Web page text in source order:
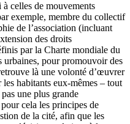
celles de mouvements
exemple, membre du collectif
de l’association (incluant
des droits
par la Charte mondiale du
pour promouvoir des
là une volonté d’œuvrer
habitants eux-mêmes – tout
une plus grande
cela les principes de
de la cité, afin que les